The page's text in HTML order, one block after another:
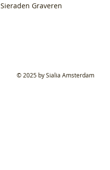
Sieraden Graveren
© 2025 by Sialia Amsterdam